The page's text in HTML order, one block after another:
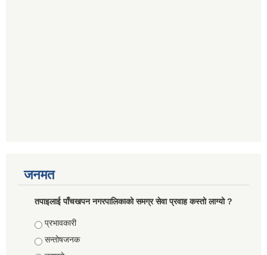
जनमत
तपाइलाई पाँचखपन नगरपालिकाको समग्र सेवा प्रवाह कस्तो लाग्यो ?
Choices
प्रभावकारी
सन्तोषजनक